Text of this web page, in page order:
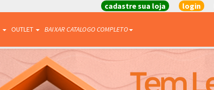
cadastre sua loja login
OUTLET BAIXAR CATALOGO COMPLETO